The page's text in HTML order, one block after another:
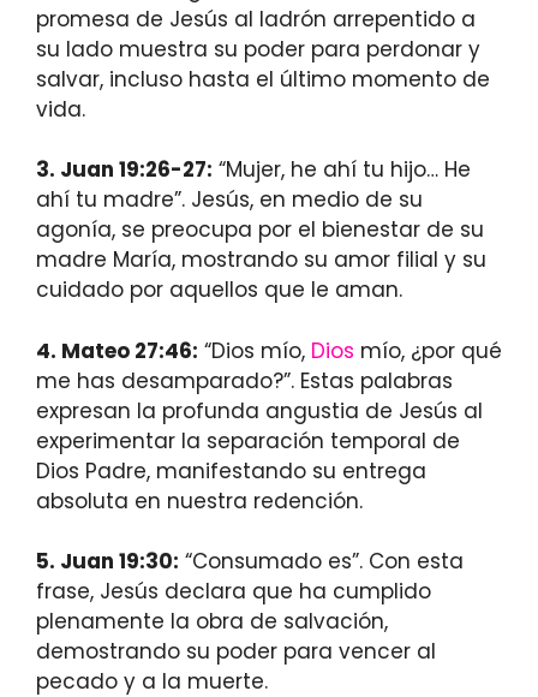
promesa de Jesús al ladrón arrepentido a
su lado muestra su poder para perdonar y
salvar, incluso hasta el último momento de
vida.
3. Juan 19:26-27: “Mujer, he ahí tu hijo… He
ahí tu madre”. Jesús, en medio de su
agonía, se preocupa por el bienestar de su
madre María, mostrando su amor filial y su
cuidado por aquellos que le aman.
4. Mateo 27:46: “Dios mío, Dios mío, ¿por qué
me has desamparado?”. Estas palabras
expresan la profunda angustia de Jesús al
experimentar la separación temporal de
Dios Padre, manifestando su entrega
absoluta en nuestra redención.
5. Juan 19:30: “Consumado es”. Con esta
frase, Jesús declara que ha cumplido
plenamente la obra de salvación,
demostrando su poder para vencer al
pecado y a la muerte.